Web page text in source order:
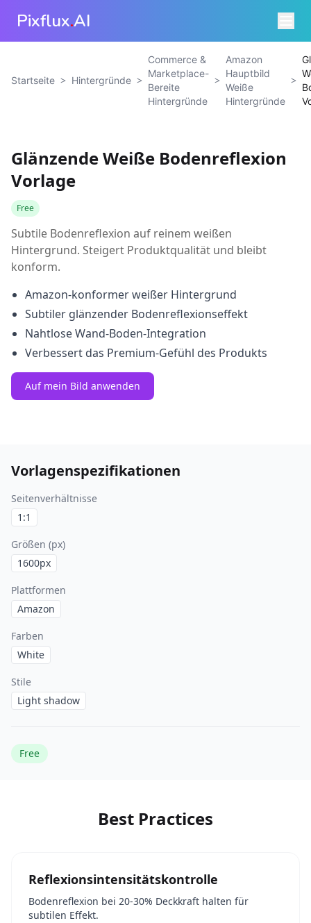
Pixflux.AI
Startseite > Hintergründe >
Commerce &
Marketplace-
Bereite
Hintergründe
>
Amazon
Hauptbild
Weiße
Hintergründe
>
Glänzende Weiße Bodenreflexion
Vorlage
Free
Subtile Bodenreflexion auf reinem weißen
Hintergrund. Steigert Produktqualität und bleibt
konform.
Amazon-konformer weißer Hintergrund
Subtiler glänzender Bodenreflexionseffekt
Nahtlose Wand-Boden-Integration
Verbessert das Premium-Gefühl des Produkts
Auf mein Bild anwenden
Vorlagenspezifikationen
Seitenverhältnisse
1:1
Größen (px)
1600px
Plattformen
Amazon
Farben
White
Stile
Light shadow
Free
Best Practices
Reflexionsintensitätskontrolle
Bodenreflexion bei 20-30% Deckkraft halten für
subtilen Effekt.